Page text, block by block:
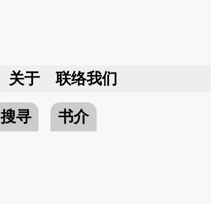
关于 联络我们
搜寻
书介